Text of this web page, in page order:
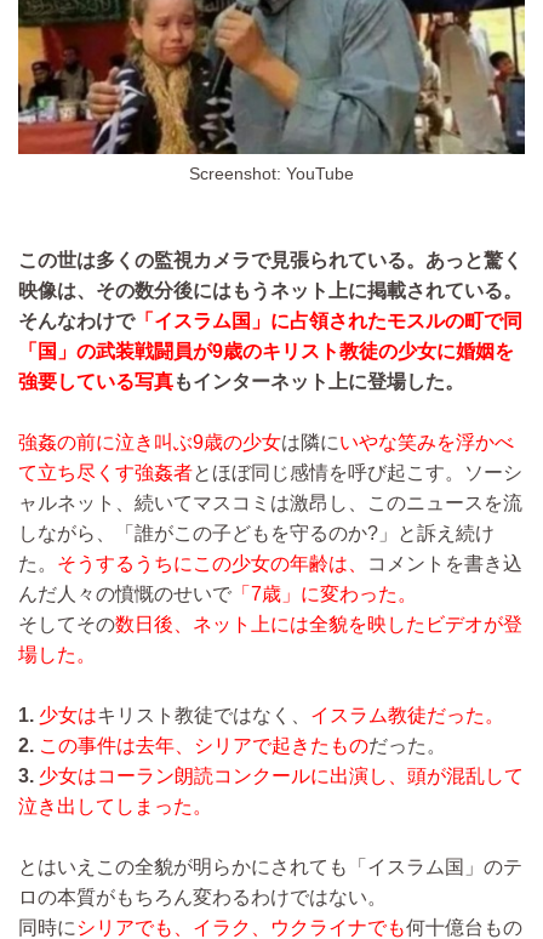
Screenshot: YouTube
この世は多くの監視カメラで見張られている。あっと驚く
映像は、その数分後にはもうネット上に掲載されている。
そんなわけで「イスラム国」に占領されたモスルの町で同
「国」の武装戦闘員が9歳のキリスト教徒の少女に婚姻を
強要している写真もインターネット上に登場した。
強姦の前に泣き叫ぶ9歳の少女は隣にいやな笑みを浮かべ
て立ち尽くす強姦者とほぼ同じ感情を呼び起こす。ソーシ
ャルネット、続いてマスコミは激昂し、このニュースを流
しながら、「誰がこの子どもを守るのか?」と訴え続け
た。 そうするうちにこの少女の年齢は、
コメントを書き込
んだ人々の憤慨のせいで 「7歳」に変わった。
そしてその数日後、ネット上には全貌を映したビデオが登
場した。
1. 少女はキリスト教徒ではなく、 イスラム教徒だった。
2. この事件は去年、シリアで起きたものだった。
3. 少女はコーラン朗読コンクールに出演し、頭が混乱して
泣き出してしまった。
とはいえこの全貌が明らかにされても「イスラム国」のテ
ロの本質がもちろん変わるわけではない。
同時に シリアでも、イラク、ウクライナでも何十億台もの